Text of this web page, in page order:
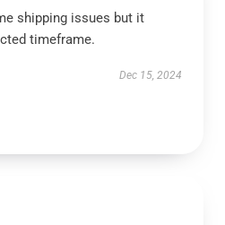
shipping issues but it
timeframe.
Dec 15, 2024